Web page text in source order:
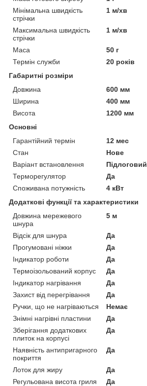
Мінімальна швидкість
стрічки
1 м/хв
Максимальна швидкість
стрічки
1 м/хв
Маса
50 г
Термін служби
20 років
Габаритні розміри
Довжина
600 мм
Ширина
400 мм
Висота
1200 мм
Основні
Гарантійний термін
12 мес
Стан
Нове
Варіант встановлення
Підлоговий
Терморегулятор
Да
Споживана потужність
4 кВт
Додаткові функції та характеристики
Довжина мережевого
шнура
5 м
Відсік для шнура
Да
Прогумовані ніжки
Да
Індикатор роботи
Да
Термоізольований корпус
Да
Індикатор нагрівання
Да
Захист від перегрівання
Да
Ручки, що не нагріваються
Немає
Знімні нагрівні пластини
Да
Зберігання додаткових
плиток на корпусі
Да
Наявність антипригарного
покриття
Да
Лоток для жиру
Да
Регульована висота гриля
Да